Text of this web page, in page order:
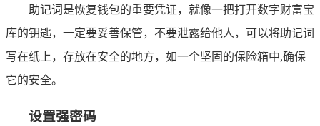
助记词是恢复钱包的重要凭证，就像一把打开数字财富宝
库的钥匙，一定要妥善保管，不要泄露给他人，可以将助记词
写在纸上，存放在安全的地方，如一个坚固的保险箱中,确保
它的安全。
设置强密码